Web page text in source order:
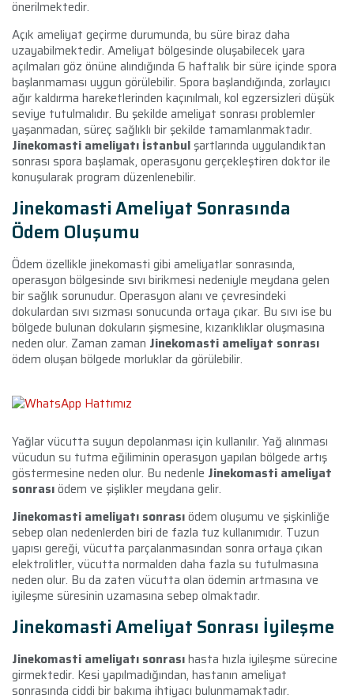
önerilmektedir.
Açık ameliyat geçirme durumunda, bu süre biraz daha
uzayabilmektedir. Ameliyat bölgesinde oluşabilecek yara
açılmaları göz önüne alındığında 6 haftalık bir süre içinde spora
başlanmaması uygun görülebilir. Spora başlandığında, zorlayıcı
ağır kaldırma hareketlerinden kaçınılmalı, kol egzersizleri düşük
seviye tutulmalıdır. Bu şekilde ameliyat sonrası problemler
yaşanmadan, süreç sağlıklı bir şekilde tamamlanmaktadır.
Jinekomasti ameliyatı İstanbulşartlarında uygulandıktan
sonrası spora başlamak, operasyonu gerçekleştiren doktor ile
konuşularak program düzenlenebilir.
Jinekomasti Ameliyat Sonrasında
Ödem Oluşumu
Ödem özellikle jinekomasti gibi ameliyatlar sonrasında,
operasyon bölgesinde sıvı birikmesi nedeniyle meydana gelen
bir sağlık sorunudur. Operasyon alanı ve çevresindeki
dokulardan sıvı sızması sonucunda ortaya çıkar. Bu sıvı ise bu
bölgede bulunan dokuların şişmesine, kızarıklıklar oluşmasına
neden olur. Zaman zaman Jinekomasti ameliyat sonrası
ödem oluşan bölgede morluklar da görülebilir.
Yağlar vücutta suyun depolanması için kullanılır. Yağ alınması
vücudun su tutma eğiliminin operasyon yapılan bölgede artış
göstermesine neden olur. Bu nedenle Jinekomasti ameliyat
sonrasıödem ve şişlikler meydana gelir.
Jinekomasti ameliyatı sonrasıödem oluşumu ve şişkinliğe
sebep olan nedenlerden biri de fazla tuz kullanımıdır. Tuzun
yapısı gereği, vücutta parçalanmasından sonra ortaya çıkan
elektrolitler, vücutta normalden daha fazla su tutulmasına
neden olur. Bu da zaten vücutta olan ödemin artmasına ve
iyileşme süresinin uzamasına sebep olmaktadır.
Jinekomasti Ameliyat Sonrası İyileşme
Jinekomasti ameliyatı sonrasıhasta hızla iyileşme sürecine
girmektedir. Kesi yapılmadığından, hastanın ameliyat
sonrasında ciddi bir bakıma ihtiyacı bulunmamaktadır.